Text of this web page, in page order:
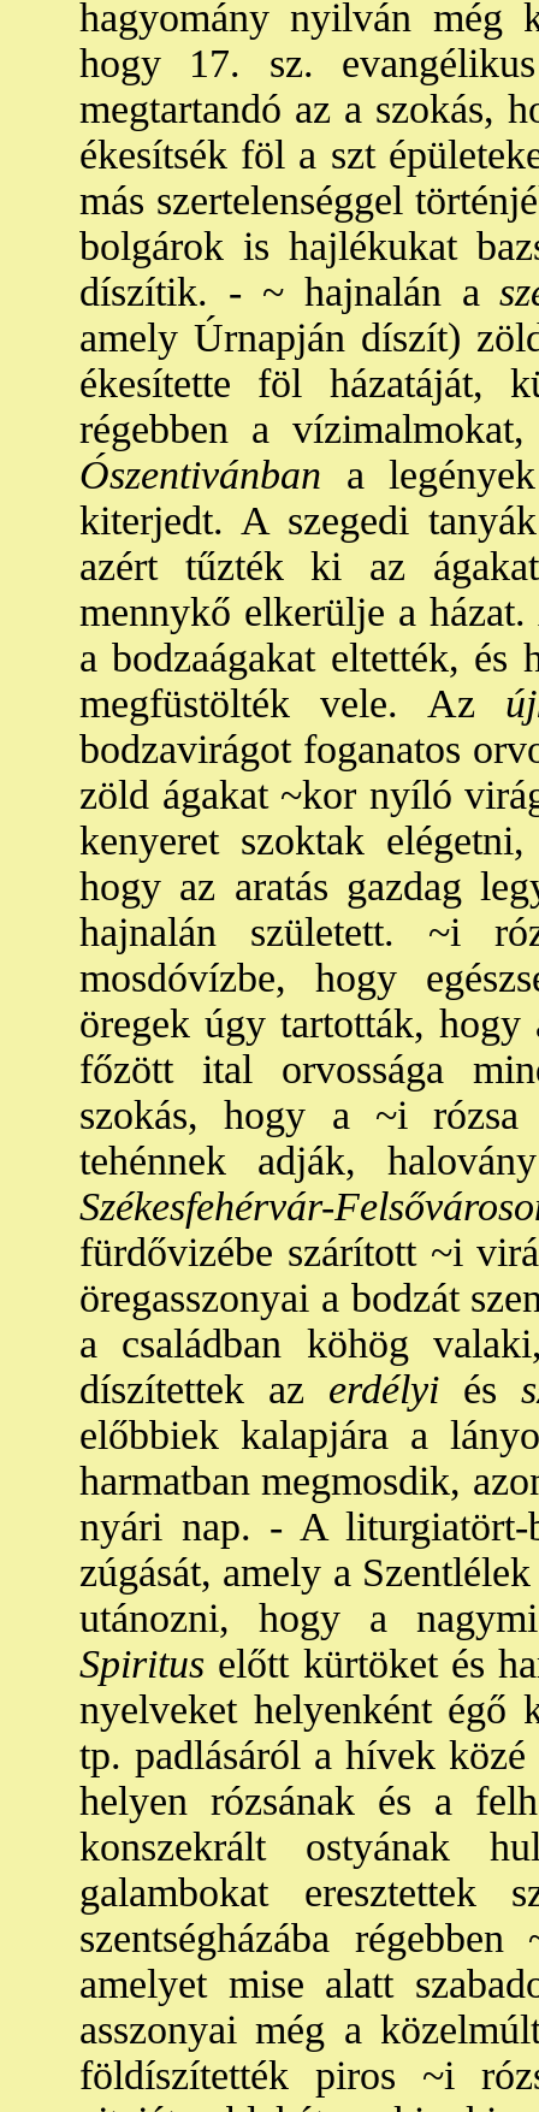
hagyomány nyilván még
hogy 17. sz.
megtartandó az a szokás,
ékesítsék föl a szt
más szertelenséggel
bolgárok is hajlékukat
díszítik. - ~ hajnalán a
amely Úrnapján díszít)
ékesítette föl házatáját,
régebben a
Ószentivánban a
kiterjedt. A szegedi
azért tűzték ki az
mennykő elkerülje a
a bodzaágakat eltették, és
megfüstölték vele. Az
bodzavirágot foganatos
zöld ágakat ~kor nyíló
kenyeret szoktak
hogy az aratás gazdag
hajnalán született. ~i
mosdóvízbe, hogy
öregek úgy tartották,
főzött ital orvossága
szokás, hogy a ~i rózsa
tehénnek adják,
Székesfehérvár-
fürdővizébe szárított ~i
öregasszonyai a bodzát
a családban köhög
díszítettek az erdélyiés
előbbiek kalapjára a
harmatban megmosdik,
nyári nap. - A
zúgását, amely a
utánozni, hogy a
Spiritus előtt kürtöket és
nyelveket helyenként égő
tp. padlásáról a hívek
helyen rózsának és a
konszekrált ostyának
galambokat eresztettek
szentségházába
amelyet mise alatt
asszonyai még a
földíszítették piros ~i